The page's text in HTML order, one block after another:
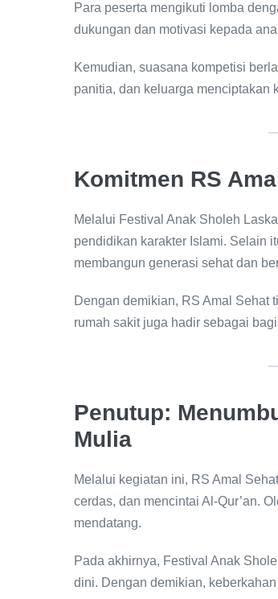
Para peserta mengikuti lomba
dukungan dan motivasi kepada
Kemudian, suasana kompetisi
panitia, dan keluarga menciptakan
Komitmen RS
Melalui Festival Anak Sholeh
pendidikan karakter Islami. Selain
membangun generasi sehat dan
Dengan demikian, RS Amal Sehat
rumah sakit juga hadir sebagai
Penutup:
Mulia
Melalui kegiatan ini, RS Amal
cerdas, dan mencintai Al-Qur’an.
mendatang.
Pada akhirnya, Festival Anak
dini. Dengan demikian,